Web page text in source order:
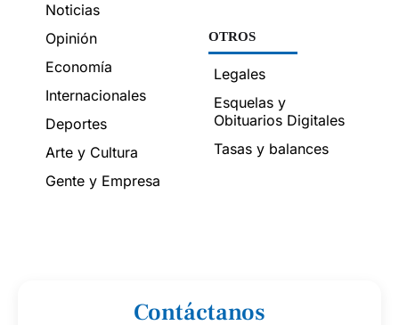
Noticias
Opinión
Economía
Internacionales
Deportes
Arte y Cultura
Gente y Empresa
OTROS
Legales
Esquelas y
Obituarios Digitales
Tasas y balances
Contáctanos